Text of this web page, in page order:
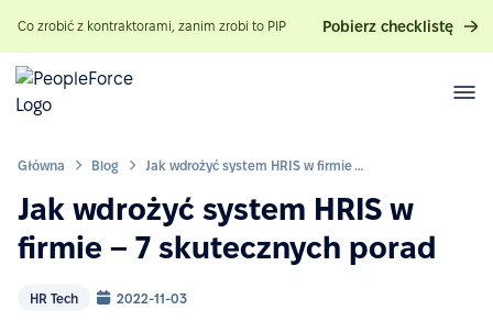
Co zrobić z kontraktorami, zanim zrobi to PIP Pobierz checklistę
Główna Blog Jak wdrożyć system HRIS w firmie – 7 skutecznych porad
Jak wdrożyć system HRIS w
firmie – 7 skutecznych porad
HR Tech 2022-11-03